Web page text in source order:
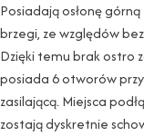
Posiadają osłonę
brzegi, ze względów
Dzięki temu brak ostro
posiada 6 otworów
zasilającą. Miejsca
zostają dyskretnie